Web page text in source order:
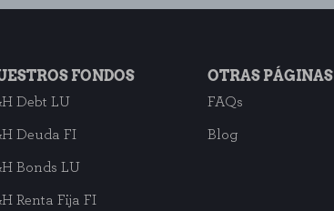
FONDOS
Debt LU
Deuda FI
Bonds LU
Renta Fija FI
OTRAS PÁGINAS
FAQs
Blog